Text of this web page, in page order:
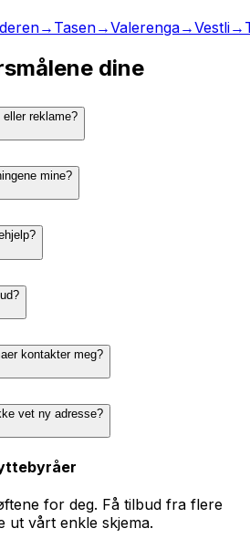
→ Tasen→Valerenga→Vestli→
dine
reklame?
mine?
kontakter meg?
vet ny adresse?
for deg. Få tilbud fra flere
ut vårt enkle skjema.